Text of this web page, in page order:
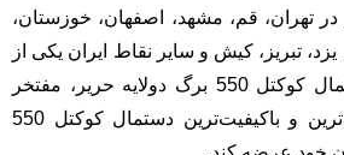
تهران، قم، مشهد، اصفهان، خوزستان،
تبریز، کیش و سایر نقاط ایران یکی از
پیشگامان در ارائه دستمال کوکتل 550 برگ دولایه حریر، مفتخر
است که بهترین، ارزان‌ترین و باکیفیت‌ترین دستمال کوکتل 550